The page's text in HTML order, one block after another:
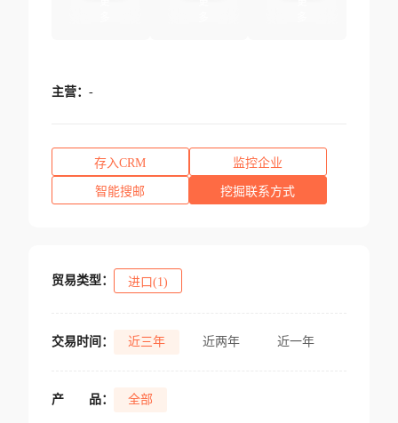
主营： -
存入CRM 监控企业
智能搜邮 挖掘联系方式
贸易类型： 进口(1)
交易时间： 近三年 近两年 近一年
产 品： 全部